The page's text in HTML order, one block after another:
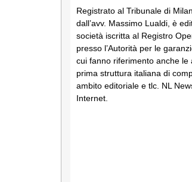
Registrato al Tribunale di
dall’avv. Massimo Lualdi, è
società iscritta al Registro
presso l’Autorità per le
cui fanno riferimento anche le
prima struttura italiana di
ambito editoriale e tlc. NL
Internet.